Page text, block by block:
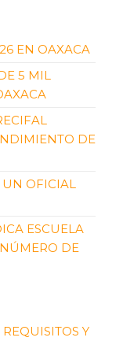
EN OAXACA
5 MIL
DE
UN OFICIAL
ESCUELA
DE
Y